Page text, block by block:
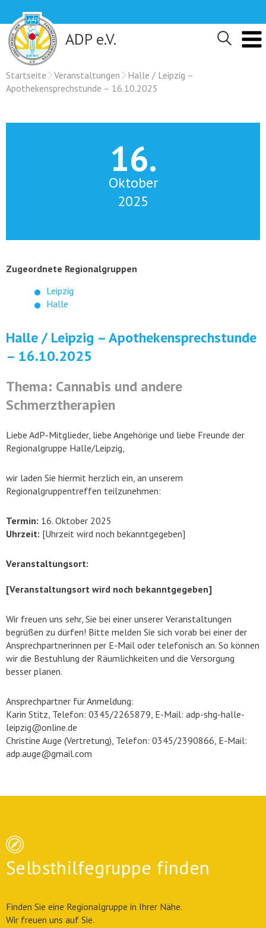
content
ADP e.V.
Startseite Veranstaltungen
Halle / Leipzig –
Apothekensprechstunde – 16.10.2025
16.
Oktober
2025
Zugeordnete Regionalgruppen
Leipzig
Halle
Halle / Leipzig – Apothekensprechstunde
– 16.10.2025
Thema: Cannabis und andere
Schmerztherapien
Liebe AdP-Mitglieder, liebe Angehörige und liebe Freunde der
Regionalgruppe Halle/Leipzig,
wir laden Sie hiermit herzlich ein, an unserem
Regionalgruppentreffen teilzunehmen:
Termin: 16. Oktober 2025
Uhrzeit: [Uhrzeit wird noch bekanntgegeben]
Veranstaltungsort:
[Veranstaltungsort wird noch bekanntgegeben]
Wir freuen uns sehr, Sie bei einer unserer Veranstaltungen
begrüßen zu dürfen! Bitte melden Sie sich vorab bei einer der
Ansprechpartnerinnen per E-Mail oder telefonisch an. So können
wir die Bestuhlung der Räumlichkeiten und die Versorgung
besser planen.
Ansprechpartner für Anmeldung:
Karin Stitz, Telefon: 0345/2265879, E-Mail: adp-shg-halle-
leipzig@online.de
Christine Auge (Vertretung), Telefon: 0345/2390866, E-Mail:
adp.auge@gmail.com
Selbsthilfegruppe finden
Finden Sie eine Regionalgruppe in Ihrer Nähe.
Wir freuen uns auf Sie.